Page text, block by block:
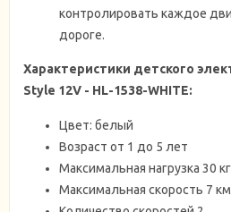
контролировать каждое
дороге.
Характеристики детского
Style 12V - HL-1538-WHITE:
Цвет: белый
Возраст от 1 до 5 лет
Максимальная нагрузка 30 кг
Максимальная скорость 7